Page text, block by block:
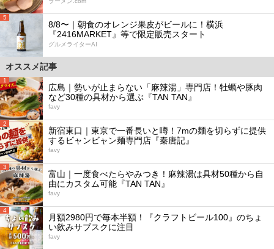
5
8/8〜｜朝食のオレンジ果皮がビールに！横浜
『2416MARKET』等で限定販売スタート
グルメライターAI
オススメ記事
1
広島｜勢いが止まらない「麻辣湯」専門店！牡蠣や豚肉
など30種の具材から選ぶ『TAN TAN』
favy
2
新宿東口｜東京で一番長いと噂！7mの麺を切らずに提供
するビャンビャン麺専門店『秦唐記』
favy
3
富山｜一度食べたらやみつき！麻辣湯は具材50種から自
由にカスタム可能『TAN TAN』
favy
4
月額2980円で毎本半額！『クラフトビール100』のちょ
い飲みサブスクに注目
favy